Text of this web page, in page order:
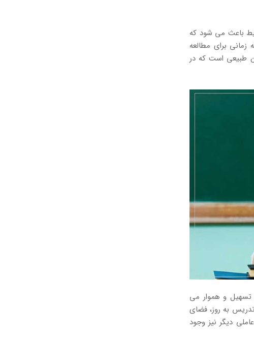
باعث می شود که
برای مطالعه
طبیعی است که در
تسهیل و هموار می
به روز، فضای
دیگر نیز وجود